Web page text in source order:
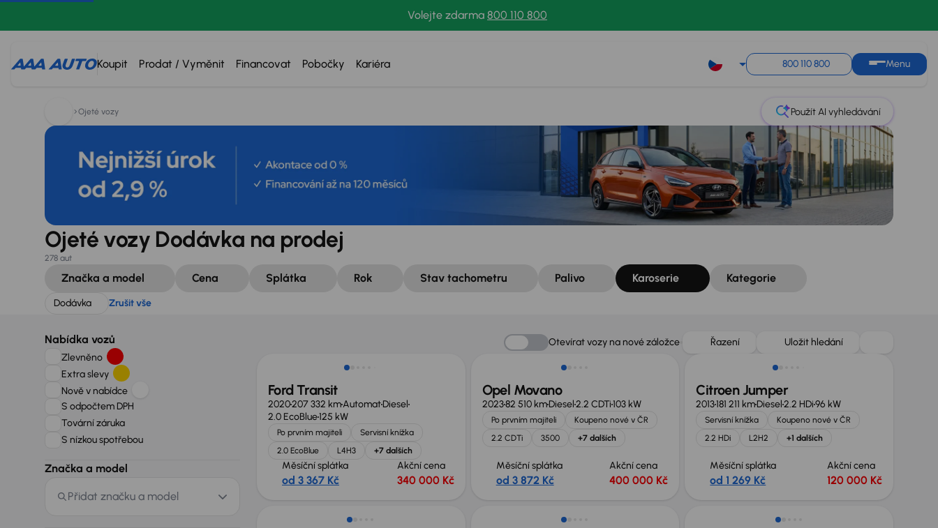
Volejte zdarma 800 110 800
Koupit Prodat / Vyměnit Financovat Pobočky Kariéra 800 110 800 Menu
Hledáte: Zrušit vše
Ojeté vozy Použít AI vyhledávání
Ojeté vozy Dodávka na prodej
278 aut
Značka a model Cena Splátka Rok Stav tachometru Palivo Karoserie Kategorie
Dodávka Zrušit vše
Nabídka vozů
Zlevněno
Extra slevy
Nově v nabídce
S odpočtem DPH
Tovární záruka
S nízkou spotřebou
Značka a model
Přidat značku a model
Otevírat vozy na nové záložce Řazení Uložit hledání
Ford Transit
2020207 332 kmAutomatDiesel
2.0 EcoBlue125 kW
Po prvním majiteli
Servisní knížka
2.0 EcoBlue
L4H3 +7 dalších
Měsíční splátka
od 3 367 Kč
Akční cena
340 000 Kč
Možnost odpočtu DPH
Opel Movano
202382 510 kmDiesel2.2 CDTi103 kW
Po prvním majiteli
Koupeno nové v ČR
2.2 CDTi
3500 +7 dalších
Měsíční splátka
od 3 872 Kč
Akční cena
400 000 Kč
Zlevněno o 50 000 Kč
Citroen Jumper
2013181 211 kmDiesel2.2 HDi96 kW
Servisní knížka
Koupeno nové v ČR
2.2 HDi
L2H2 +1 dalších
Měsíční splátka
od 1 269 Kč
Akční cena
120 000 Kč
Zlevněno o 70 000 Kč Extra sleva 17 000 Kč Zlevněno o 20 000 Kč